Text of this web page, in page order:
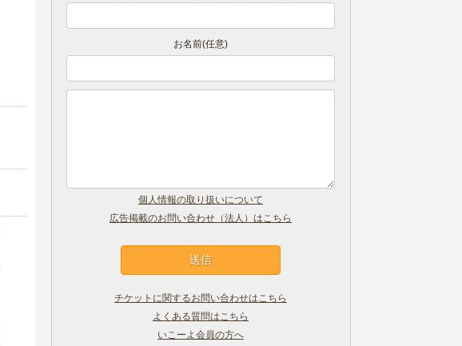
お名前(任意)
個人情報の取り扱いについて
広告掲載のお問い合わせ（法人）はこちら
チケットに関するお問い合わせはこちら
よくある質問はこちら
いこーよ会員の方へ